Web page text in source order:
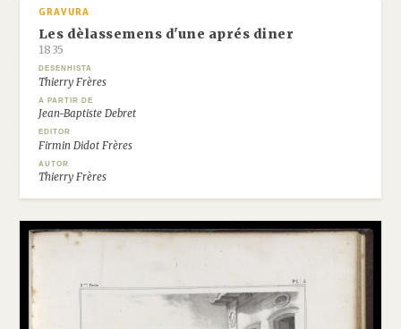
GRAVURA
Les dèlassemens d'une aprés diner
1835
DESENHISTA
Thierry Frères
A PARTIR DE
Jean-Baptiste Debret
EDITOR
Firmin Didot Frères
AUTOR
Thierry Frères